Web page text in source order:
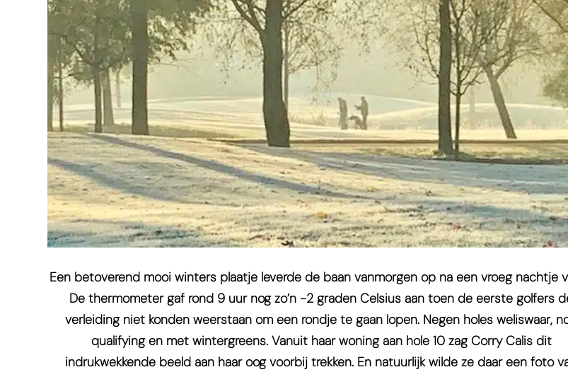
Een betoverend mooi winters plaatje leverde de baan vanmorgen op na een vroeg nachtje
De thermometer gaf rond 9 uur nog zo’n -2 graden Celsius aan toen de eerste golfers
verleiding niet konden weerstaan om een rondje te gaan lopen. Negen holes weliswaar,
qualifying en met wintergreens. Vanuit haar woning aan hole 10 zag Corry Calis dit
indrukwekkende beeld aan haar oog voorbij trekken. En natuurlijk wilde ze daar een foto